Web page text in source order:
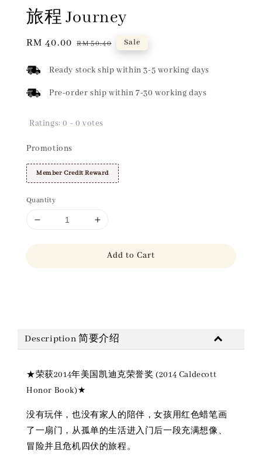
旅程 Journey
Sale
RM 40.00 Regular
RM 50.40 Sale
Ready stock ship within 3-5 working days
Pre-order ship within 7-30 working days
Ratings:0 - 0 votes
Promotions
Member Credit Reward
Quantity
Add to Cart
Description 简要介绍
★荣获2014年美国凯迪克荣誉奖 (2014 Caldecott
Honor Book)★
没有玩伴，也没有家人的陪伴，女孩用红色蜡笔画
了一扇门，从孤单的生活进入门后一段充满想像、
冒险并且危机四伏的旅程。